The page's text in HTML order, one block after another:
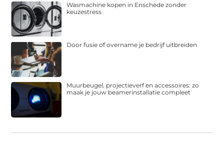
Wasmachine kopen in Enschede zonder
keuzestress
Door fusie of overname je bedrijf uitbreiden
Muurbeugel, projectieverf en accessoires: zo
maak je jouw beamerinstallatie compleet